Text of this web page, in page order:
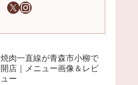
焼肉一直線が青森市小柳で
開店｜メニュー画像＆レビ
ュー